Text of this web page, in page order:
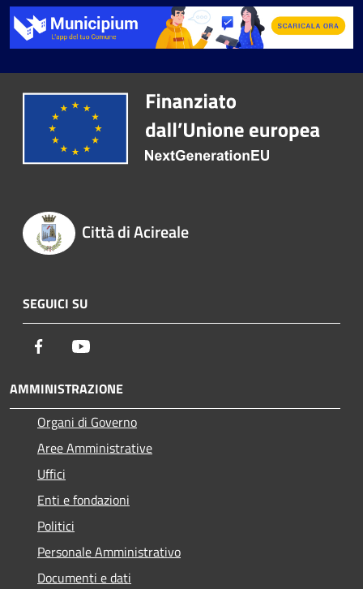
Città di Acireale
SEGUICI SU
Facebook
AMMINISTRAZIONE
Organi di Governo
Aree Amministrative
Uffici
Enti e fondazioni
Politici
Personale Amministrativo
Documenti e dati